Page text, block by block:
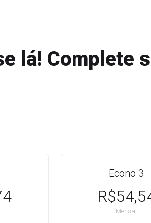
lá! Complete
Econo 3
Mensal